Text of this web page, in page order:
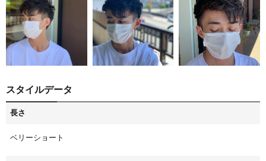
スタイルデータ
長さ
ベリーショート